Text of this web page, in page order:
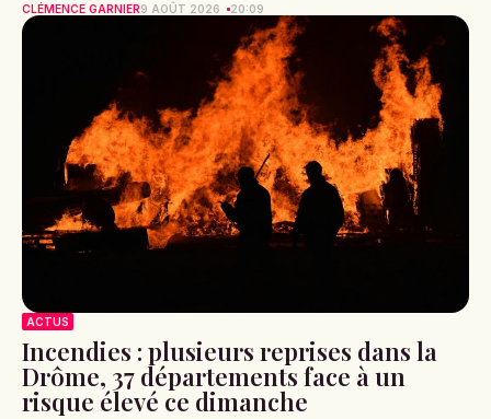
CLÉMENCE GARNIER9 AOÛT 2026 20:09
ACTUS
Incendies : plusieurs reprises dans la
Drôme, 37 départements face à un
risque élevé ce dimanche